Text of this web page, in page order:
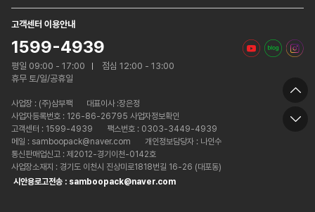
고객센터 이용안내
1599-4939
평일 09:00 - 17:00
점심 12:00 - 13:00
휴무 토/일/공휴일
사업장 : (주)삼부팩
대표이사 :장은정
사업자등록번호 : 126-86-26795 사업자정보확인
고객센터 : 1599-4939
팩스번호 : 0303-3449-4939
메일 : samboopack@naver.com
개인정보담당자 : 나인수
통신판매업신고 : 제2012-경기이천-0142호
사업장소재지 : 경기도 이천시 진상미로1818번길 16-26 (대포동)
시안용로고전송 : samboopack@naver.com